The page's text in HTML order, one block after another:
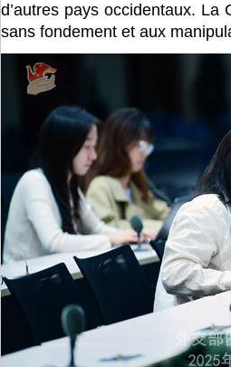
d’autres pays occidentaux. La
sans fondement et aux